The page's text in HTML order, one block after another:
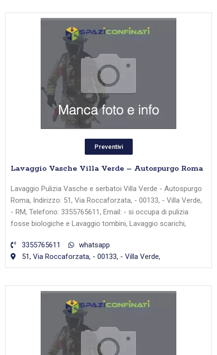
Preventivi
Lavaggio Vasche Villa Verde – Autospurgo Roma
Lavaggio Pulizia Vasche e serbatoi Villa Verde - Autospurgo
Roma, Indirizzo: 51, Via Roccaforzata, - 00133, - Villa Verde,
- RM, Telefono: 3355765611, Email: - si occupa di pulizia
fosse biologiche e Lavaggio tombini, Lavaggio scarichi,
3355765611
whatsapp
51, Via Roccaforzata, - 00133, - Villa Verde,